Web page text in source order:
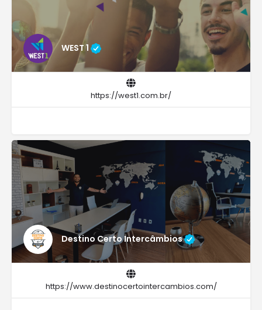
WEST 1
https://west1.com.br/
Destino Certo Intercâmbios
https://www.destinocertointercambios.com/